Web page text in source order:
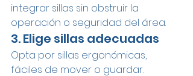
integrar sillas sin obstruir la
operación o seguridad del área.
3. Elige sillas adecuadas
Opta por sillas ergonómicas,
fáciles de mover o guardar.